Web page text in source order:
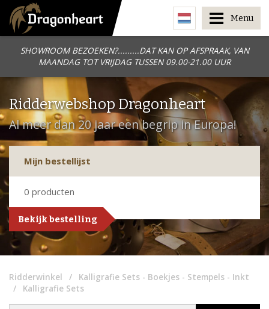
SHOWROOM BEZOEKEN?.........DAT KAN OP AFSPRAAK, VAN
MAANDAG TOT VRIJDAG TUSSEN 09.00-21.00 UUR
Menu
Ridderwebshop Dragonheart
Al meer dan 20 jaar een begrip in Europa!
Mijn bestellijst
0 producten
Bekijk bestelling
Ridderwinkel
Kalligrafie Sets - Boekjes - Stempels - Inkt
Kalligrafie Sets